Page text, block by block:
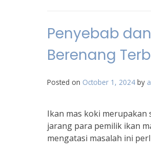
Penyebab
Berenang
Posted on October 1, 2024 by
Ikan mas koki merupakan
jarang para pemilik ikan
mengatasi masalah ini